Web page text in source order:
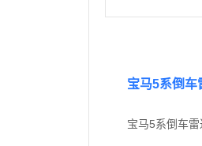
宝马5系倒车
宝马5系倒车